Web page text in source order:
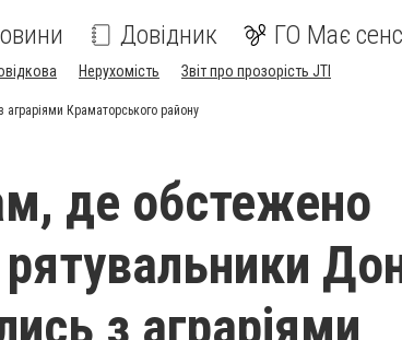
Довідник ГО Має сенс
Нерухомість Звіт про прозорість JTI
Краматорського району
де обстежено
з аграріями